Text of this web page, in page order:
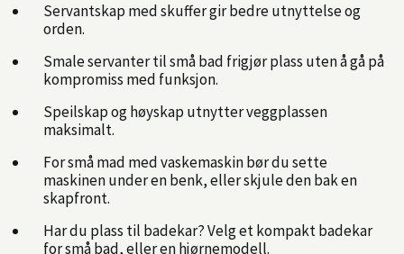
Servantskap med skuffer gir bedre utnyttelse og
orden.
Smale servanter til små bad frigjør plass uten å gå på
kompromiss med funksjon.
Speilskap og høyskap utnytter veggplassen
maksimalt.
For små mad med vaskemaskin bør du sette
maskinen under en benk, eller skjule den bak en
skapfront.
Har du plass til badekar? Velg et kompakt badekar
for små bad, eller en hjørnemodell.